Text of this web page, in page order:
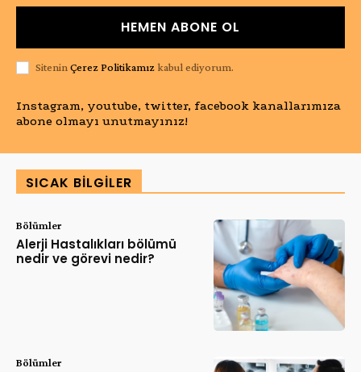
HEMEN ABONE OL
Sitenin Çerez Politikamızkabul ediyorum.
Instagram, youtube, twitter, facebook kanallarımıza
abone olmayı unutmayınız!
SICAK BILGILER
Bölümler
Alerji Hastalıkları bölümü
nedir ve görevi nedir?
Bölümler